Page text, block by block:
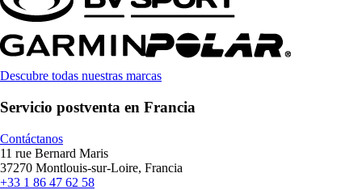
Descubre todas nuestras marcas
Servicio postventa en Francia
Contáctanos
11 rue Bernard Maris
37270 Montlouis-sur-Loire, Francia
+33 1 86 47 62 58